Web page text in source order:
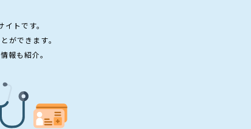
トです。
ができます。
報も紹介。